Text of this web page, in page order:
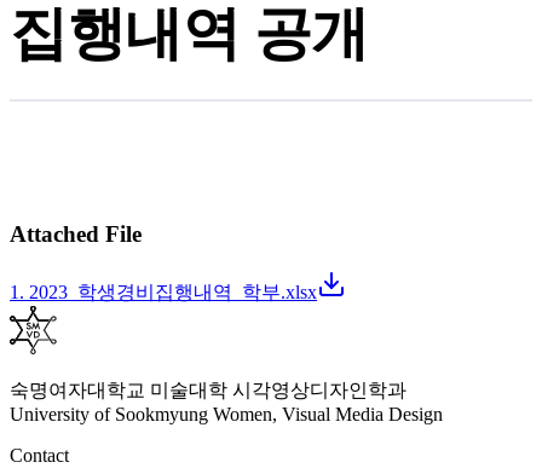
집행내역 공개
Attached File
1. 2023_학생경비집행내역_학부.xlsx
숙명여자대학교 미술대학 시각영상디자인학과
University of Sookmyung Women, Visual Media Design
Contact